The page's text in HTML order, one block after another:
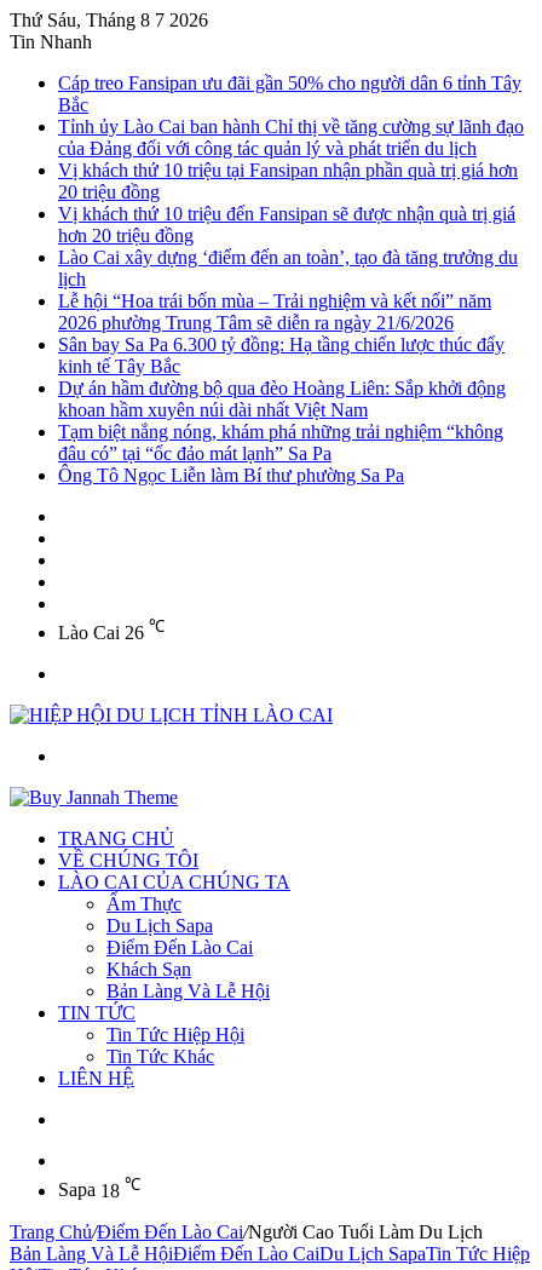
Thứ Sáu, Tháng 8 7 2026
Tin Nhanh
Cáp treo Fansipan ưu đãi gần 50% cho người dân 6 tỉnh Tây
Bắc
Tỉnh ủy Lào Cai ban hành Chỉ thị về tăng cường sự lãnh đạo
của Đảng đối với công tác quản lý và phát triển du lịch
Vị khách thứ 10 triệu tại Fansipan nhận phần quà trị giá hơn
20 triệu đồng
Vị khách thứ 10 triệu đến Fansipan sẽ được nhận quà trị giá
hơn 20 triệu đồng
Lào Cai xây dựng ‘điểm đến an toàn’, tạo đà tăng trưởng du
lịch
Lễ hội “Hoa trái bốn mùa – Trải nghiệm và kết nối” năm
2026 phường Trung Tâm sẽ diễn ra ngày 21/6/2026
Sân bay Sa Pa 6.300 tỷ đồng: Hạ tầng chiến lược thúc đẩy
kinh tế Tây Bắc
Dự án hầm đường bộ qua đèo Hoàng Liên: Sắp khởi động
khoan hầm xuyên núi dài nhất Việt Nam
Tạm biệt nắng nóng, khám phá những trải nghiệm “không
đâu có” tại “ốc đảo mát lạnh” Sa Pa
Ông Tô Ngọc Liễn làm Bí thư phường Sa Pa
Lào Cai 26 ℃
TRANG CHỦ
VỀ CHÚNG TÔI
LÀO CAI CỦA CHÚNG TA
Ẩm Thực
Du Lịch Sapa
Điểm Đến Lào Cai
Khách Sạn
Bản Làng Và Lễ Hội
TIN TỨC
Tin Tức Hiệp Hội
Tin Tức Khác
LIÊN HỆ
Sapa 18 ℃
Trang Chủ/Điểm Đến Lào Cai/Người Cao Tuổi Làm Du Lịch
Bản Làng Và Lễ HộiĐiểm Đến Lào CaiDu Lịch SapaTin Tức Hiệp